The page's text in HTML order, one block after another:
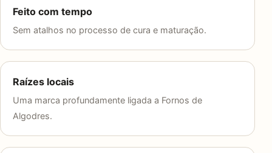
Feito com tempo
Sem atalhos no processo de cura e maturação.
Raízes locais
Uma marca profundamente ligada a Fornos de
Algodres.